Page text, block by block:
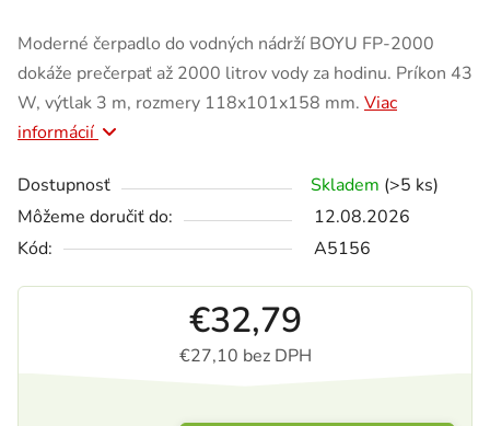
Moderné čerpadlo do vodných nádrží BOYU FP-2000
dokáže prečerpať až 2000 litrov vody za hodinu. Príkon 43
W, výtlak 3 m, rozmery 118x101x158 mm. Viac
informácií
Dostupnosť Skladem (>5 ks)
Môžeme doručiť do:
12.08.2026
Kód:
A5156
€32,79
€27,10 bez DPH